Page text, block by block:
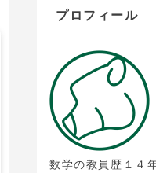
プロフィール
数学の教員歴１４